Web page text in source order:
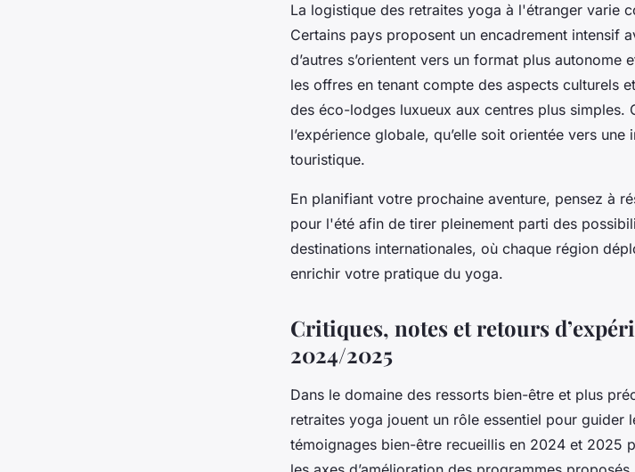
La logistique des retraites yoga à l'étranger varie
Certains pays proposent un encadrement intensif
d’autres s’orientent vers un format plus
les offres en tenant compte des aspects culturels
des éco-lodges luxueux aux centres plus simples.
l’expérience globale, qu’elle soit orientée vers
touristique.
En planifiant votre prochaine aventure, pensez à
pour l'été afin de tirer pleinement parti des
destinations internationales, où chaque région
enrichir votre pratique du yoga.
Critiques, notes et retours
2024/2025
Dans le domaine des ressorts bien-être et plus
retraites yoga jouent un rôle essentiel pour guider
témoignages bien-être recueillis en 2024 et 2025